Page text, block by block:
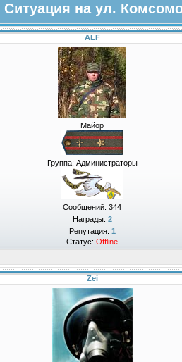
Ситуация на ул.
ALF
Майор
Группа: Администраторы
Сообщений: 344
Награды: 2
Репутация: 1
Статус: Offline
Zei